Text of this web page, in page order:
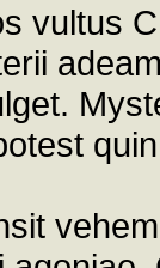
vultus